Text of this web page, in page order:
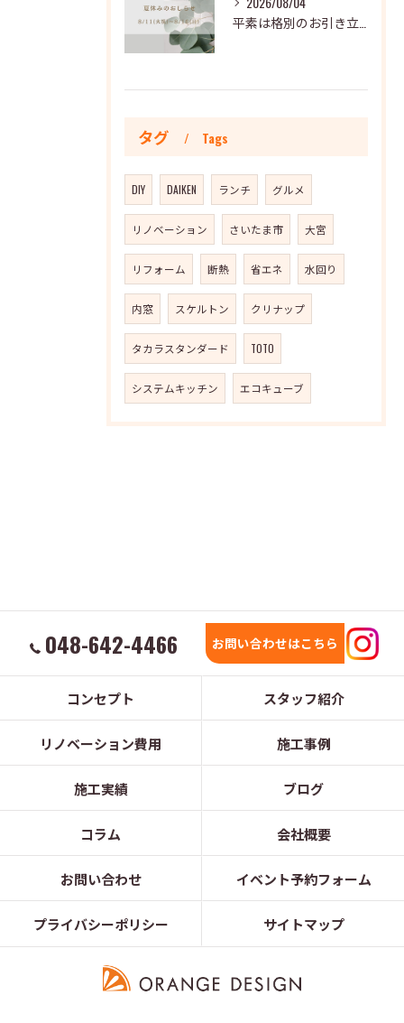
タグ Tags
DIY DAIKEN ランチ グルメ
リノベーション さいたま市 大宮
リフォーム 断熱 省エネ 水回り
内窓 スケルトン クリナップ
タカラスタンダード TOTO
システムキッチン エコキューブ
048-642-4466 お問い合わせはこちら
コンセプト スタッフ紹介
リノベーション費用 施工事例
施工実績 ブログ
コラム 会社概要
お問い合わせ イベント予約フォーム
プライバシーポリシー サイトマップ